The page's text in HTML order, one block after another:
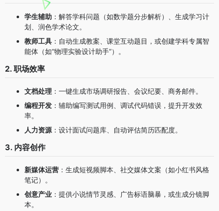
学生辅助 ：解答学科问题（如数学题分步解析）、生成学习计
划、润色学术论文。
教师工具 ：自动生成教案、课堂互动题目，或创建学科专属智
能体（如“物理实验设计助手”）。
2. 职场效率
文档处理 ：一键生成市场调研报告、会议纪要、商务邮件。
编程开发 ：辅助编写测试用例、调试代码错误，提升开发效
率。
人力资源 ：设计面试问题库、自动评估简历匹配度。
3. 内容创作
新媒体运营 ：生成短视频脚本、社交媒体文案（如小红书风格
笔记）。
创意产业 ：提供小说情节灵感、广告标语脑暴，或生成分镜脚
本。